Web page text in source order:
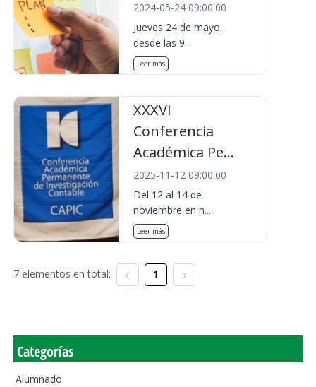
2024-05-24 09:00:00
Jueves 24 de mayo,
desde las 9...
Leer más
XXXVI
Conferencia
Académica Pe...
2025-11-12 09:00:00
Del 12 al 14 de
noviembre en n...
Leer más
7 elementos en total: 1
Categorías
Alumnado